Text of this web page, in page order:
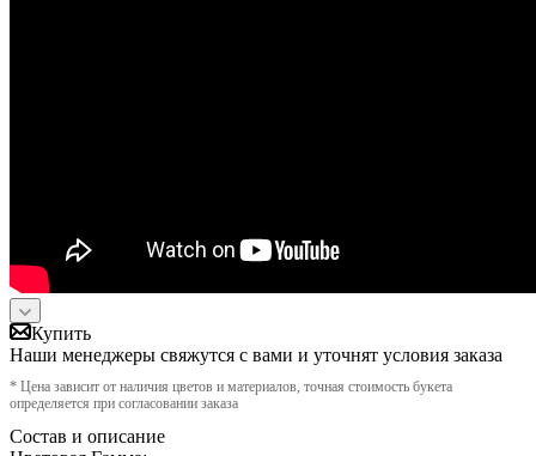
Купить
Наши менеджеры свяжутся с вами и уточнят условия заказа
* Цена зависит от наличия цветов и материалов, точная стоимость букета
определяется при согласовании заказа
Состав и описание